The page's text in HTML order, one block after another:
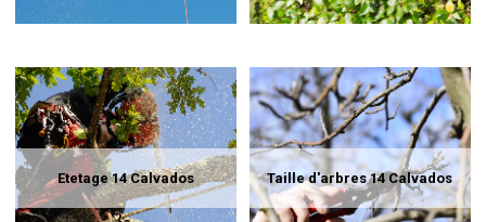
Etetage 14 Calvados Taille d'arbres 14 Calvados